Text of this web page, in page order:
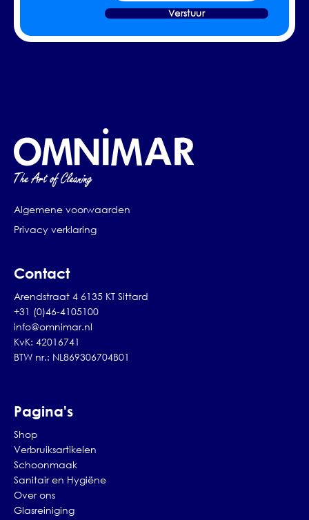
Verstuur
Algemene voorwaarden
Privacy verklaring
Contact
Arendstraat 4 6135 KT Sittard
+31 (0)46-4105100
info@omnimar.nl
KvK: 42016741
BTW nr.: NL869306704B01
Pagina's
Shop
Verbruiksartikelen
Schoonmaak
Sanitair en Hygiëne
Over ons
Glasreiniging